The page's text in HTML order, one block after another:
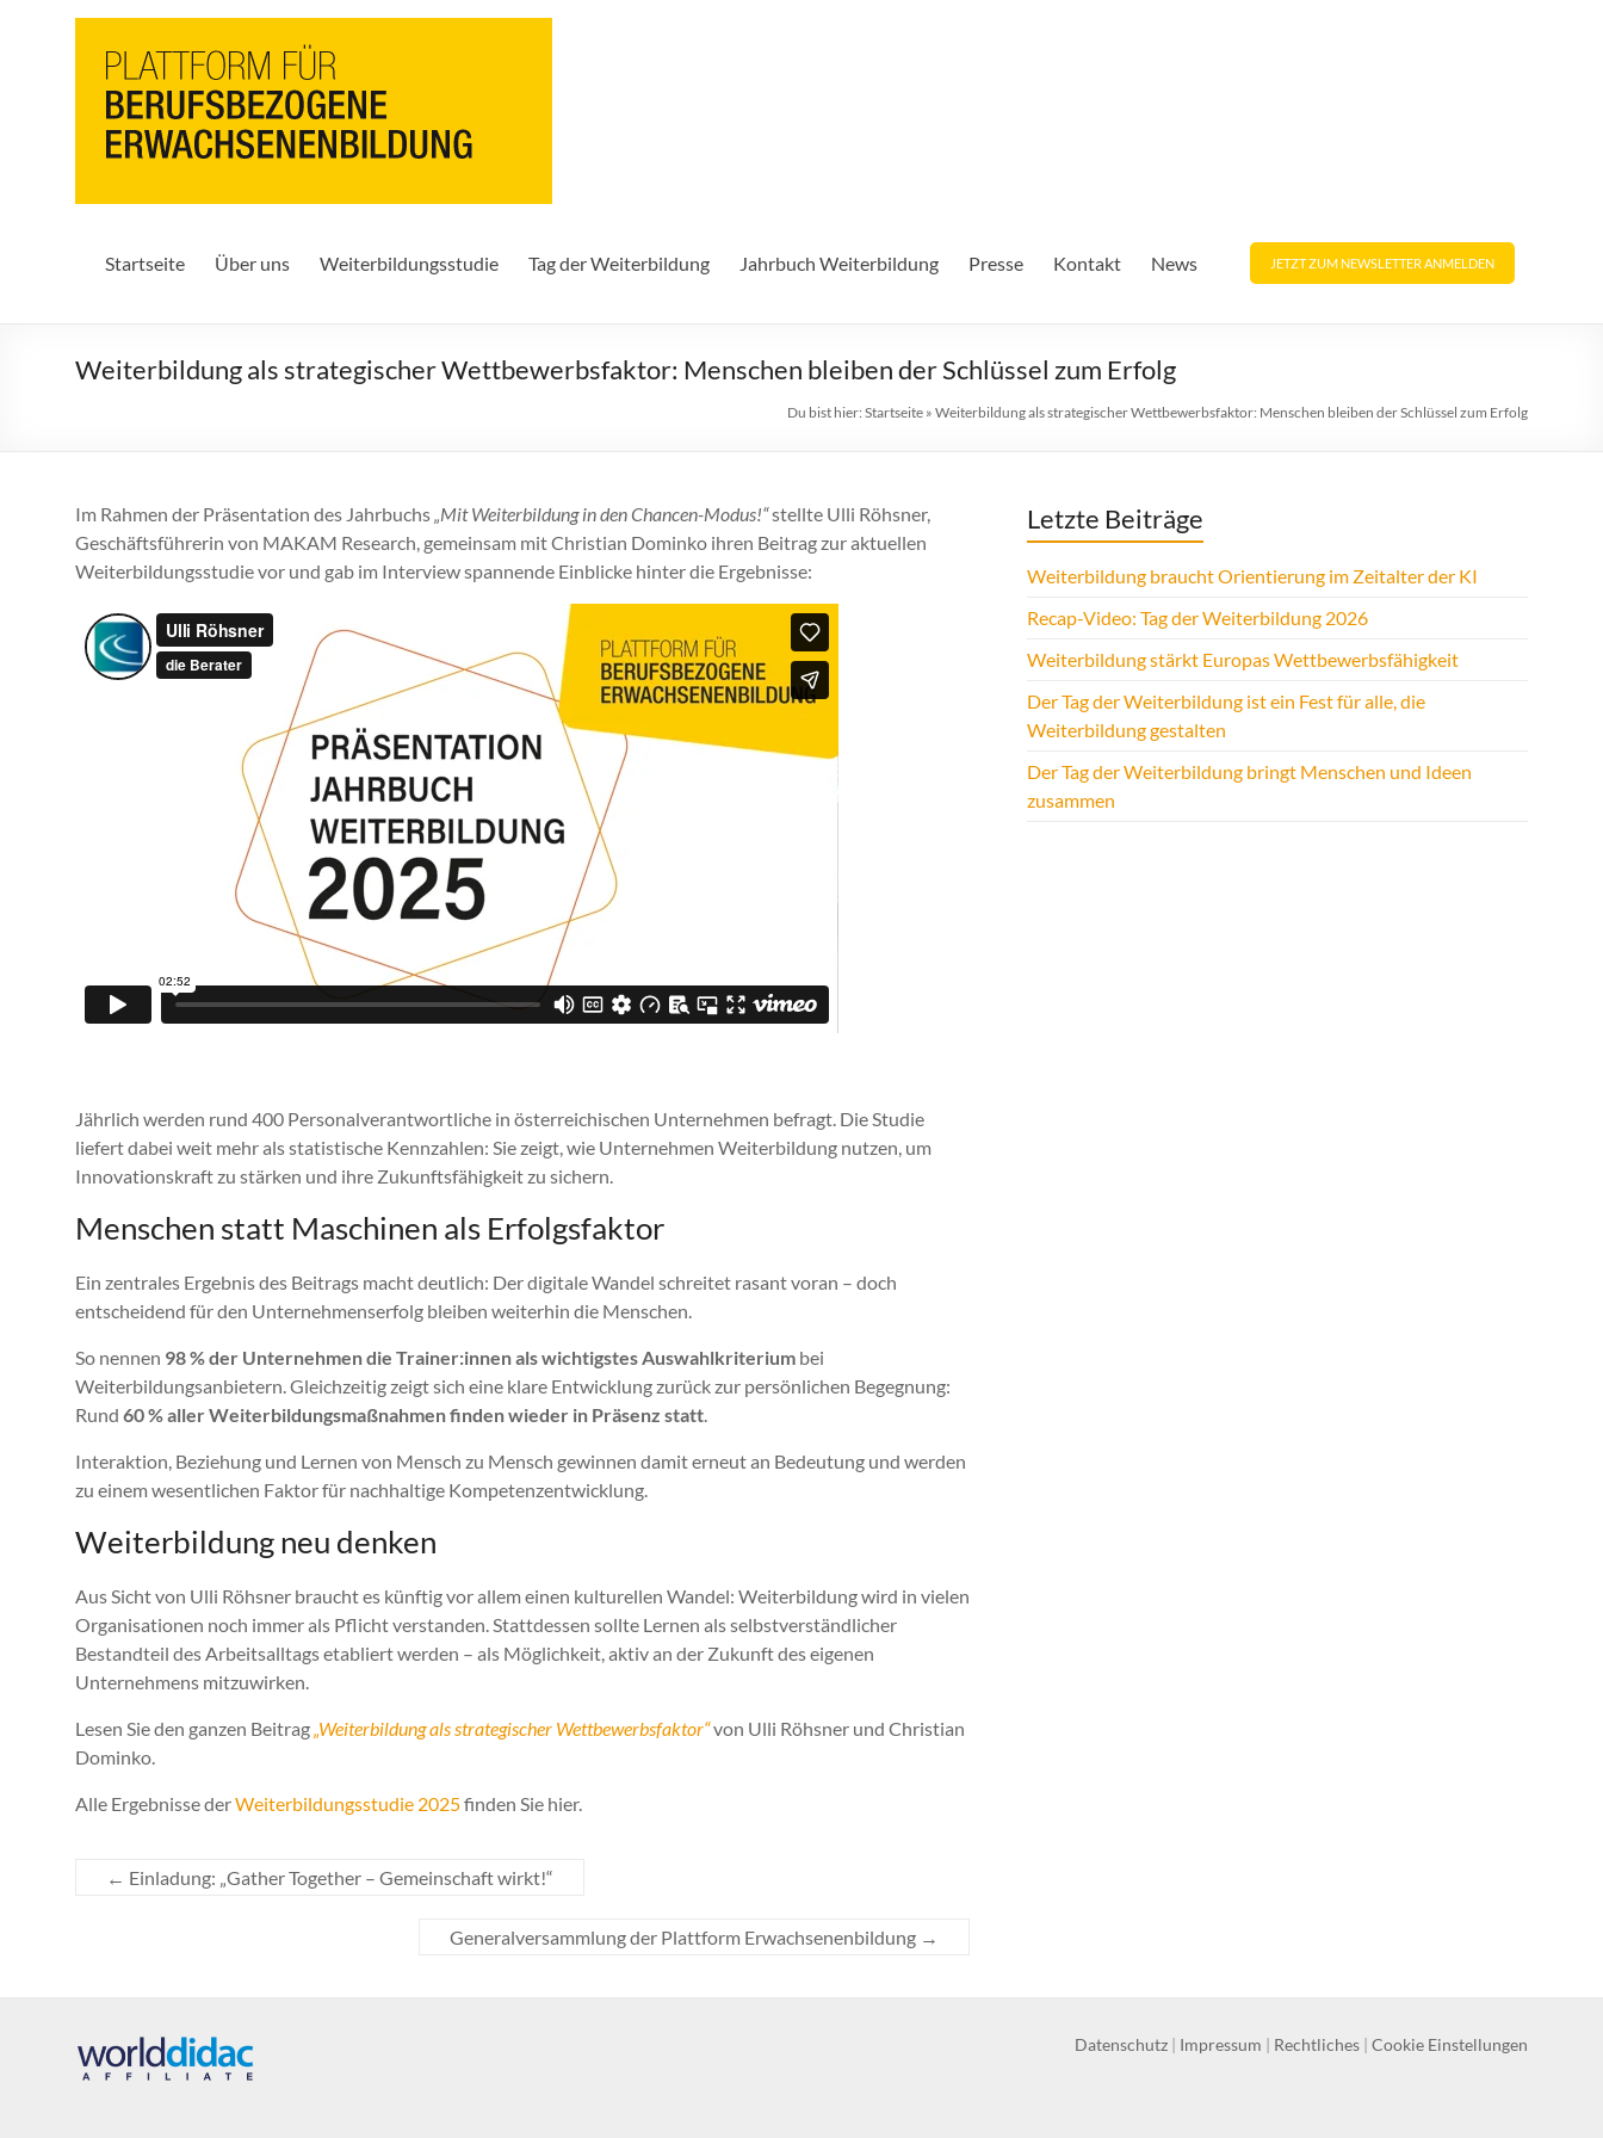
PbEB
Plattform
berufsbezogene
Startseite Über uns Weiterbildungsstudie Tag der Weiterbildung Jahrbuch Weiterbildung Presse Kontakt News JETZT ZUM NEWSLETTER ANMELDEN
Weiterbildung als strategischer Wettbewerbsfaktor: Menschen bleiben der Schlüssel zum Erfolg
Du bist hier: Startseite » Weiterbildung als strategischer Wettbewerbsfaktor: Menschen bleiben der Schlüssel zum Erfolg
Im Rahmen der Präsentation des Jahrbuchs„Mit Weiterbildung in den Chancen-Modus!“stellte Ulli Röhsner,
Geschäftsführerin von MAKAM Research, gemeinsam mitChristian Dominko ihren Beitrag zur aktuellen
Weiterbildungsstudie vor und gab im Interview spannende Einblicke hinter die Ergebnisse:
Jährlich werden rund 400 Personalverantwortliche in österreichischen Unternehmen befragt. Die Studie
liefert dabei weit mehr als statistische Kennzahlen: Sie zeigt, wie Unternehmen Weiterbildung nutzen, um
Innovationskraft zu stärken und ihre Zukunftsfähigkeit zu sichern.
Menschen statt Maschinen als Erfolgsfaktor
Ein zentrales Ergebnis des Beitrags macht deutlich: Der digitale Wandel schreitet rasant voran – doch
entscheidend für den Unternehmenserfolg bleiben weiterhin die Menschen.
So nennen 98 % der Unternehmen die Trainer:innen als wichtigstes Auswahlkriterium bei
Weiterbildungsanbietern. Gleichzeitig zeigt sich eine klare Entwicklung zurück zur persönlichen Begegnung:
Rund 60 % aller Weiterbildungsmaßnahmen finden wieder in Präsenz statt.
Interaktion, Beziehung und Lernen von Mensch zu Mensch gewinnen damit erneut an Bedeutung und werden
zu einem wesentlichen Faktor für nachhaltige Kompetenzentwicklung.
Weiterbildung neu denken
Aus Sicht von Ulli Röhsner braucht es künftig vor allem einen kulturellen Wandel: Weiterbildung wird in vielen
Organisationen noch immer als Pflicht verstanden. Stattdessen sollte Lernen als selbstverständlicher
Bestandteil des Arbeitsalltags etabliert werden – als Möglichkeit, aktiv an der Zukunft des eigenen
Unternehmens mitzuwirken.
Lesen Sie den ganzen Beitrag„Weiterbildung als strategischer Wettbewerbsfaktor“von Ulli Röhsner und Christian
Dominko.
Alle Ergebnisse derWeiterbildungsstudie 2025finden Sie hier.
← Einladung: „Gather Together – Gemeinschaft wirkt!“
Generalversammlung der Plattform Erwachsenenbildung →
Letzte Beiträge
Weiterbildung braucht Orientierung im Zeitalter der KI
Recap-Video: Tag der Weiterbildung 2026
Weiterbildung stärkt Europas Wettbewerbsfähigkeit
Der Tag der Weiterbildung ist ein Fest für alle, die
Weiterbildung gestalten
Der Tag der Weiterbildung bringt Menschen und Ideen
zusammen
Datenschutz | Impressum | Rechtliches | Cookie Einstellungen